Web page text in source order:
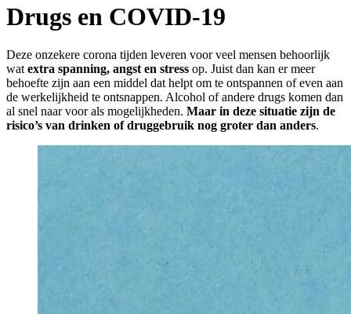
Drugs en COVID-19
Deze onzekere corona tijden leveren voor veel mensen behoorlijk
watextra spanning, angst en stress op. Juist dan kan er meer
behoefte zijn aan een middel dat helpt om te ontspannen of even aan
de werkelijkheid te ontsnappen. Alcohol of andere drugs komen dan
al snel naar voor als mogelijkheden. Maar in deze situatie zijn de
risico’s van drinken of druggebruik nog groter dan anders.